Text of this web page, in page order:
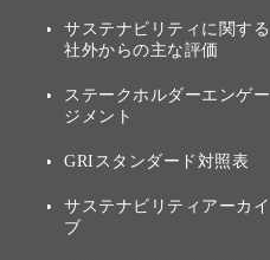
[AI] What dreams are made
その他
グループ企業一覧
業績・財務
アニュアルレポート
株主・投資家情報（IR）に
トップメッセージ
サステナビリティの考え方
ガバナンス
サステナビリティに関する
社外からの主な評価
ステークホルダーエンゲー
ジメント
GRIスタンダード対照表
サステナビリティアーカイ
ブ